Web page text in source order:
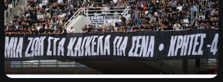
Α2 ΕΠΣΗ
Β1 ΕΠΣΗ
Β2 ΕΠΣΗ